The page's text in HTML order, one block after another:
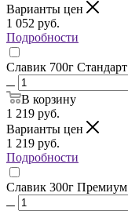
Варианты цен
1 052 руб.
Подробности
Славик 700г Стандарт
В корзину
1 219 руб.
Варианты цен
1 219 руб.
Подробности
Славик 300г Премиум